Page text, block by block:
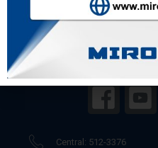
Políticas
Política de
Central: 512-3376